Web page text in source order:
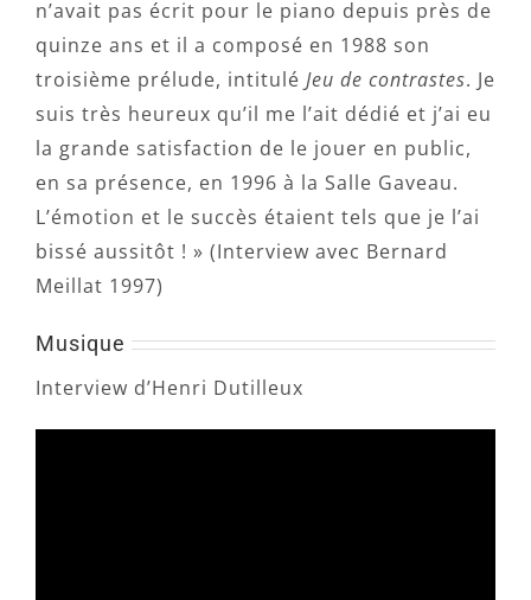
n’avait pas écrit pour le piano depuis près de
quinze ans et il a composé en 1988 son
troisième prélude, intitulé Jeu de contrastes. Je
suis très heureux qu’il me l’ait dédié et j’ai eu
la grande satisfaction de le jouer en public,
en sa présence, en 1996 à la Salle Gaveau.
L’émotion et le succès étaient tels que je l’ai
bissé aussitôt ! » (Interview avec Bernard
Meillat 1997)
Musique
Interview d’Henri Dutilleux